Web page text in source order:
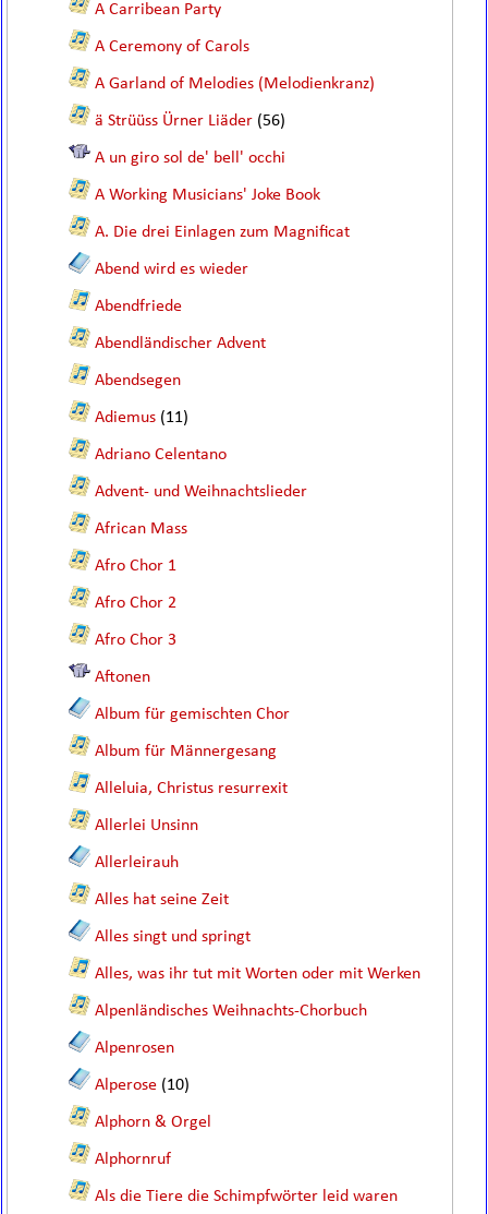
A Carribean Party
A Ceremony of Carols
A Garland of Melodies (Melodienkranz)
ä Strüüss Ürner Liäder (56)
A un giro sol de' bell' occhi
A Working Musicians' Joke Book
A. Die drei Einlagen zum Magnificat
Abend wird es wieder
Abendfriede
Abendländischer Advent
Abendsegen
Adiemus (11)
Adriano Celentano
Advent- und Weihnachtslieder
African Mass
Afro Chor 1
Afro Chor 2
Afro Chor 3
Aftonen
Album für gemischten Chor
Album für Männergesang
Alleluia, Christus resurrexit
Allerlei Unsinn
Allerleirauh
Alles hat seine Zeit
Alles singt und springt
Alles, was ihr tut mit Worten oder mit Werken
Alpenländisches Weihnachts-Chorbuch
Alpenrosen
Alperose (10)
Alphorn & Orgel
Alphornruf
Als die Tiere die Schimpfwörter leid waren